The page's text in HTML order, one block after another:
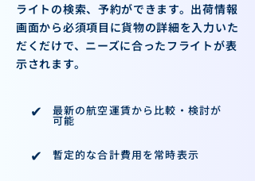
ライトの検索、予約ができます​。出荷情報
画面から必須項目に貨物の詳細を入力いた
だくだけで、ニーズに合ったフライトが表
示されます。
✔︎ 最新の航空運賃から比較・検討が
可能
✔︎ 暫定的な合計費用を常時表示